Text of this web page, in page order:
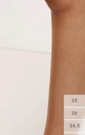
35
36
36.5